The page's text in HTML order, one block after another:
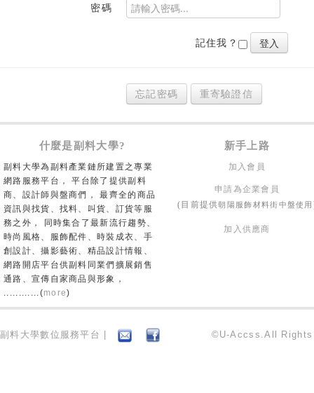
密碼
記住我？
忘記密碼 重寄驗證信
什麼是副料大學? 新手上路
副料大學為副料產業鏈所建置之專業
網路服務平台， 平台除了提供副料
商、設計師與盤商們， 最齊全的商品
資訊與找貨、找料、叫貨、訂貨等服
務之外， 同時集合了最新流行趨勢、
時尚風格、服飾配件、時裝成衣、手
創設計、攝影藝術、精品設計情報、
網路開店平台供副料同業們擴展銷售
通路、宣傳自家商品與形象，
............(more)
加入會員
申請為企業會員
(目前提供朝陽服飾材料街中盤使用
加入供應商
副料大學數位服務平台 | ©U-Accss.All Rights